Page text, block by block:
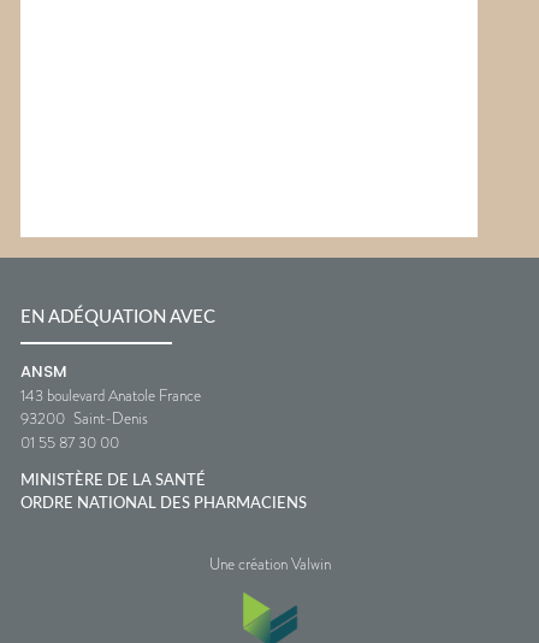
EN ADÉQUATION AVEC
ANSM
143 boulevard Anatole France
93200 Saint-Denis
01 55 87 30 00
MINISTÈRE DE LA SANTÉ
ORDRE NATIONAL DES PHARMACIENS
Une création Valwin